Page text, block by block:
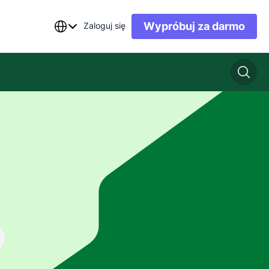
Zaloguj się Wypróbuj za darmo